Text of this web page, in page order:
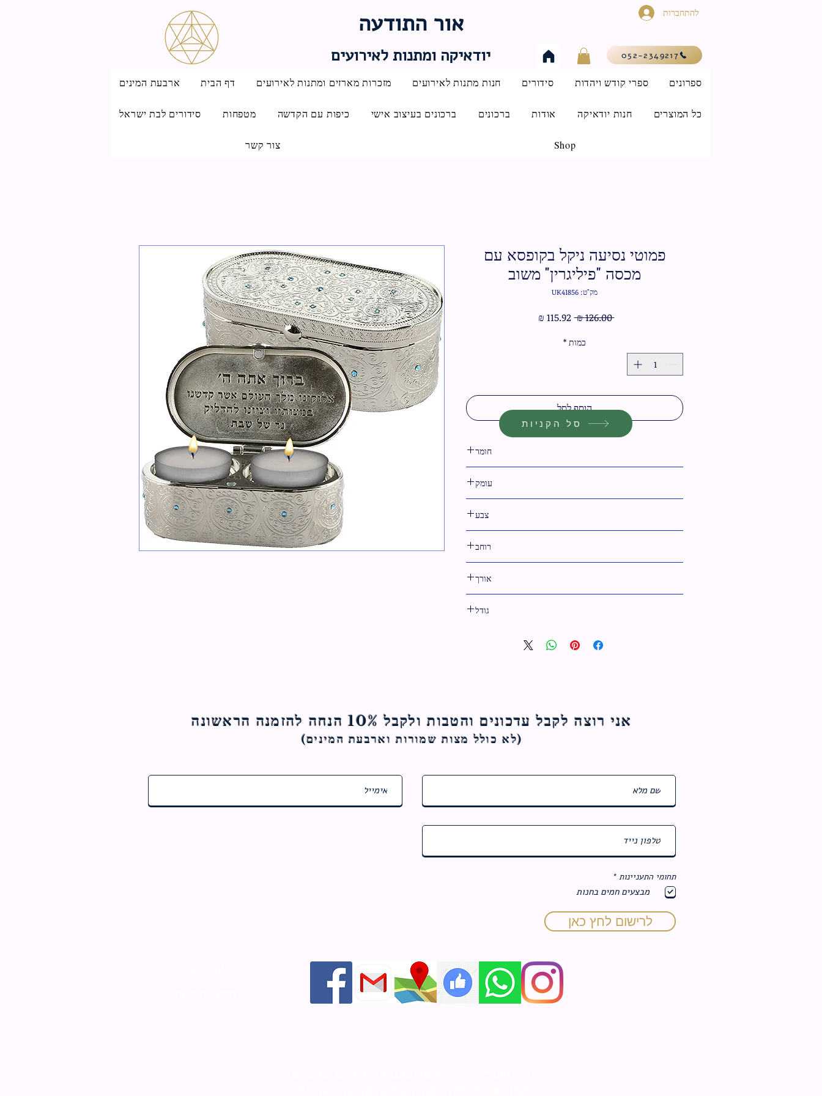
אור התודעה
יודאיקה ומתנות לאירועים
להתחברות
052-2349217
ארבעת המינים דף הבית מזכרות מארזים ומתנות לאירועים חנות מתנות לאירועים סידורים ספרי קודש ויהדות ספרונים
סידורים לבת ישראל מטפחות כיפות עם הקדשה ברכונים בעיצוב אישי ברכונים אודות חנות יודאיקה כל המוצרים
צור קשר Shop
פמוטי נסיעה ניקל בקופסא עם
מכסה "פיליגרין" משוב
מק"ט: UK41856
‏126.00 ‏₪
מחיר
‏115.92 ‏₪
כמות *
הוסף לסל
חומר
עומק
צבע
רוחב
אורך
גודל
סל הקניות
אני רוצה לקבל עדכונים והטבות ולקבל 10% הנחה להזמנה הראשונה
(לא כולל מצות שמורות וארבעת המינים)
תחומי התעניינות *
ב
מבצעים חמים בחנות
לרישום לחץ כאן